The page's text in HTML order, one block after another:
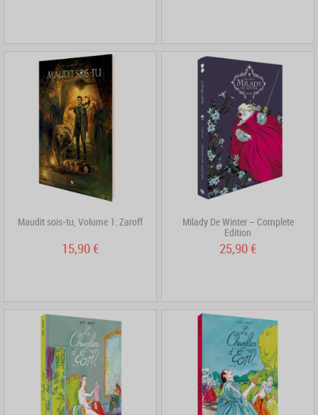
Maudit sois-tu, Volume 1: Zaroff
15,90 €
Milady De Winter – Complete
Edition
25,90 €